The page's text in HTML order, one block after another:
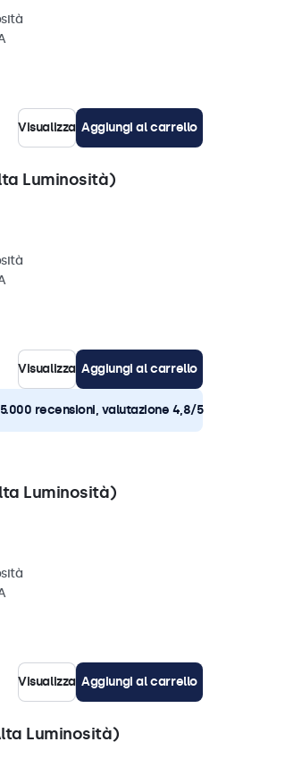
Visualizza Aggiungi al carrello
Luminosità)
Visualizza Aggiungi al carrello
recensioni, valutazione 4,8/5
Luminosità)
Visualizza Aggiungi al carrello
Luminosità)